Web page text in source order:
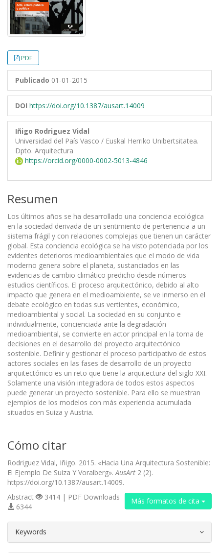
PDF
Publicado 01-01-2015
DOI https://doi.org/10.1387/ausart.14009
Iñigo Rodriguez Vidal
Universidad del País Vasco / Euskal Herriko Unibertsitatea.
Dpto. Arquitectura
https://orcid.org/0000-0002-5013-4846
Resumen
Los últimos años se ha desarrollado una conciencia ecológica
en la sociedad derivada de un sentimiento de pertenencia a un
sistema frágil y con relaciones complejas que tienen un carácter
global. Esta conciencia ecológica se ha visto potenciada por los
evidentes deterioros medioambientales que el modo de vida
moderno genera sobre el planeta, sustanciados en las
evidencias de cambio climático predicho desde números
estudios científicos. El proceso arqui­tectónico, debido al alto
impacto que genera en el medioambiente, se ve inmerso en el
debate ecológico en todas sus vertientes, económico,
medioambiental y social. La sociedad en su conjunto e
individualmente, concienciada ante la degradación
medioambiental, se convierte en actor principal en la toma de
decisiones en el desarrollo del proyecto arquitectónico
sostenible. Definir y gestionar el proceso participativo de estos
actores sociales en las fases de desarrollo de un proyecto
arquitectónico es un reto que tiene la arqui­tectura del siglo XXI.
Solamente una visión integradora de todos estos aspectos
puede generar un proyecto sostenible. Para ello se muestran
ejemplos de los modelos con más experiencia acumulada
situados en Suiza y Austria.
Cómo citar
Rodriguez Vidal, Iñigo. 2015. «Hacia Una Arquitectura Sostenible:
El Ejemplo De Suiza Y Voralberg». AusArt 2 (2).
https://doi.org/10.1387/ausart.14009.
Más formatos de cita
Abstract
3414 | PDF Downloads
6344
Keywords